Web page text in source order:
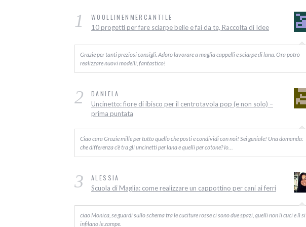
1 WOOLLINENMERCANTILE
10 progetti per fare sciarpe belle e fai da te, Raccolta di Idee
Grazie per tanti preziosi consigli. Adoro lavorare a maglia cappelli e sciarpe di lana. Ora potrò
realizzare nuovi modelli, fantastico!
2 DANIELA
Uncinetto: fiore di ibisco per il centrotavola pop (e non solo) –
prima puntata
Ciao cara Grazie mille per tutto quello che posti e condividi con noi! Sei geniale! Una domanda:
che differenza c’è tra gli uncinetti per lana e quelli per cotone? Io…
3 ALESSIA
Scuola di Maglia: come realizzare un cappottino per cani ai ferri
ciao Monica, se guardi sullo schema tra le cuciture rosse ci sono due spazi, quelli non li cuci e lì si
infilano le zampe.